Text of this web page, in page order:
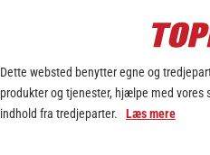
Dette websted benytter egne og
produkter og tjenester, hjælpe med
indhold fra tredjeparter. Læs mere